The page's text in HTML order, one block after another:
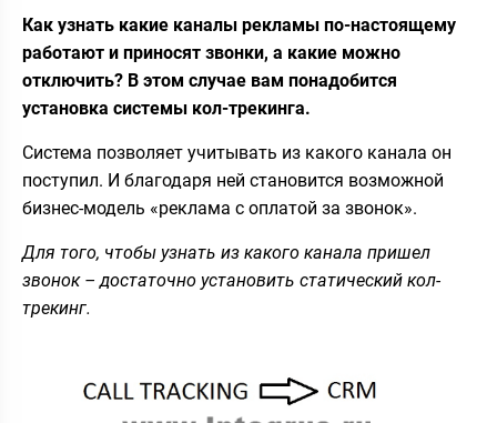
Как узнать какие каналы рекламы по-настоящему
работают и приносят звонки, а какие можно
отключить? В этом случае вам понадобится
установка системы кол-трекинга.
Система позволяет учитывать из какого канала он
поступил. И благодаря ней становится возможной
бизнес-модель «реклама с оплатой за звонок».
Для того, чтобы узнать из какого канала пришел
звонок – достаточно установить статический кол-
трекинг.